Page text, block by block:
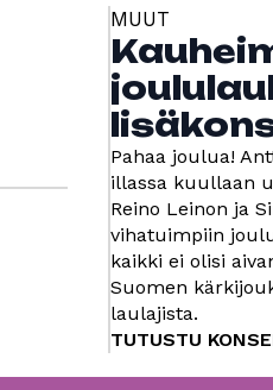
MUUT
Pahaa joulua!
illassa kuullaan
Reino Leinon ja
vihatuimpiin
kaikki ei olisi
Suomen
laulajista.
TUTUSTU